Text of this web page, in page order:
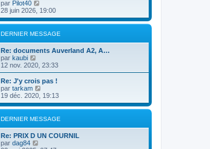
a
g
e
m
e
s
s
a
g
e
e
r
n
i
e
m
e
s
s
a
g
e
par Pilot40
o
i
r
l
e
n
i
e
r
m
e
s
s
a
g
28 juin 2026, 19:00
DERNIER MESSAGE
Re: documents Auverland A2, A…
par kaubi
o
i
r
l
e
d
e
r
n
i
e
r
12 nov. 2020, 23:33
Re: J'y crois pas !
par tarkam
o
i
r
l
e
19 déc. 2020, 19:13
DERNIER MESSAGE
Re: PRIX D UN COURNIL
par dag84